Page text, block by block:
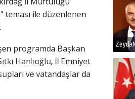
teması ile düzenlenen
programda Başkan
Hanlıoğlu, İl Emniyet
ve vatandaşlar da
Bu